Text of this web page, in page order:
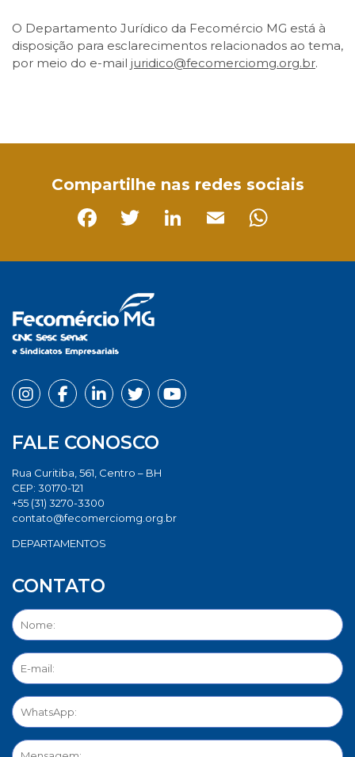
O Departamento Jurídico da Fecomércio MG está à
disposição para esclarecimentos relacionados ao tema,
por meio do e-mail juridico@fecomerciomg.org.br.
Compartilhe nas redes sociais
FALE CONOSCO
Rua Curitiba, 561, Centro – BH
CEP: 30170-121
+55 (31) 3270-3300
contato@fecomerciomg.org.br
DEPARTAMENTOS
CONTATO